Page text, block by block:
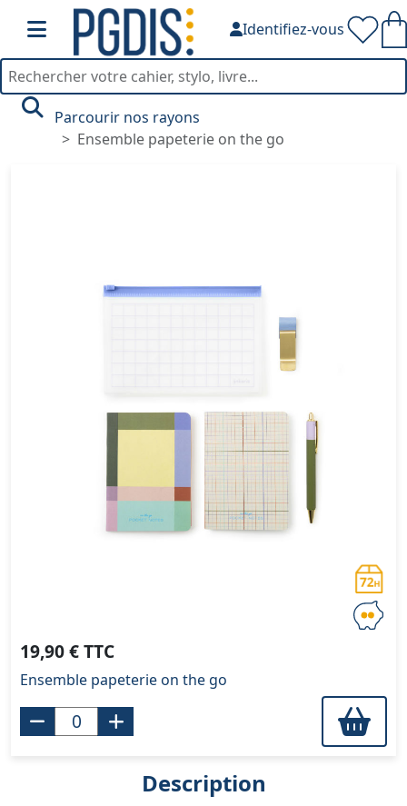
Identifiez-vous
Parcourir nos rayons
Ensemble papeterie on the go
19,90 € TTC
Ensemble papeterie on the go
Description